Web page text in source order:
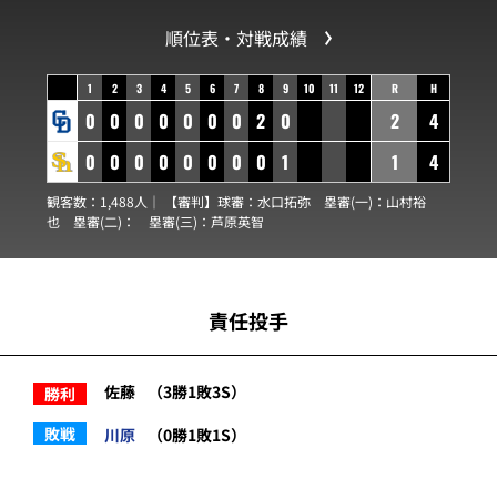
順位表・対戦成績
1 2 3 4 5 6 7 8 9 10 11 12
0 0 0 0 0 0 0 2 0
0 0 0 0 0 0 0 0 1
R H
2
4
1
4
観客数：1,488人｜ 【審判】球審： 水口拓弥 塁審(一)： 山村裕
也 塁審(二)： 塁審(三)： 芦原英智
責任投手
勝利 佐藤
（3勝1敗3S）
敗戦
川原 （0勝1敗1S）